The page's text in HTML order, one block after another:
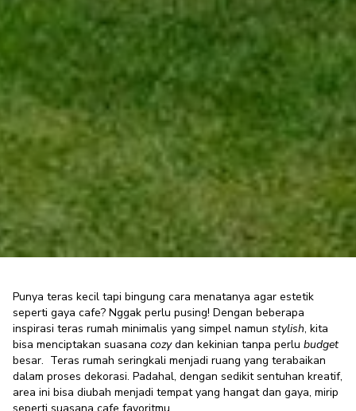
7 Tips dan Inspirasi Teras Rumah
Minimalis Penataan Ala Cafe
Minimalist Enthusiast·02 Desember 2024
Punya teras kecil tapi bingung cara menatanya agar estetik
seperti gaya cafe? Nggak perlu pusing! Dengan beberapa
inspirasi teras rumah minimalis yang simpel namun stylish, kita
bisa menciptakan suasana cozydan kekinian tanpa perlu budget
besar. Teras rumah seringkali menjadi ruang yang terabaikan
dalam proses dekorasi. Padahal, dengan sedikit sentuhan kreatif,
area ini bisa diubah menjadi tempat yang hangat dan gaya, mirip